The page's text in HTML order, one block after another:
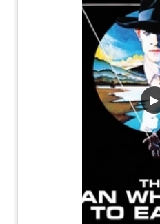
▶